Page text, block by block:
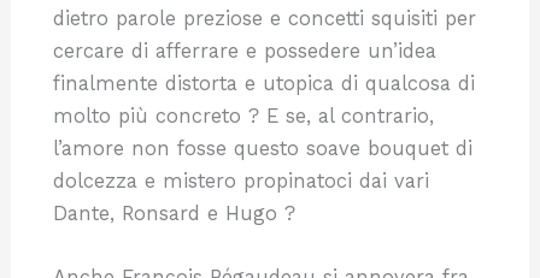
dietro parole preziose e concetti squisiti per
cercare di afferrare e possedere un’idea
finalmente distorta e utopica di qualcosa di
molto più concreto ? E se, al contrario,
l’amore non fosse questo soave bouquet di
dolcezza e mistero propinatoci dai vari
Dante, Ronsard e Hugo ?